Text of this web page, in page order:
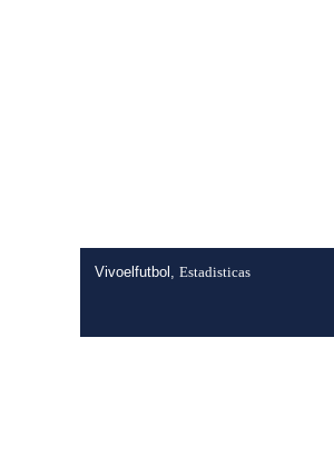
Vivoelfutbol,Estadisticas